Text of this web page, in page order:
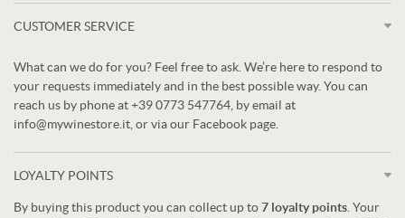
CUSTOMER SERVICE
What can we do for you? Feel free to ask. We’re here to respond to
your requests immediately and in the best possible way. You can
reach us by phone at +39 0773 547764, by email at
info@mywinestore.it, or via our Facebook page.
LOYALTY POINTS
By buying this product you can collect up to7 loyalty points . Your